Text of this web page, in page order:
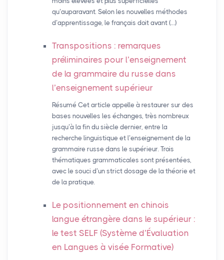
qu’auparavant. Selon les nouvelles méthodes
d’apprentissage, le français doit avant (…)
Transpositions : remarques
préliminaires pour l’enseignement
de la grammaire du russe dans
l’enseignement supérieur
Résumé Cet article appelle à restaurer sur des
bases nouvelles les échanges, très nombreux
jusqu’à la fin du siècle dernier, entre la
recherche linguistique et l’enseignement de la
grammaire russe dans le supérieur. Trois
thématiques grammaticales sont présentées,
avec le souci d’un strict dosage de la théorie et
de la pratique.
Le positionnement en chinois
langue étrangère dans le supérieur :
le test SELF (Système d’Évaluation
en Langues à visée Formative)